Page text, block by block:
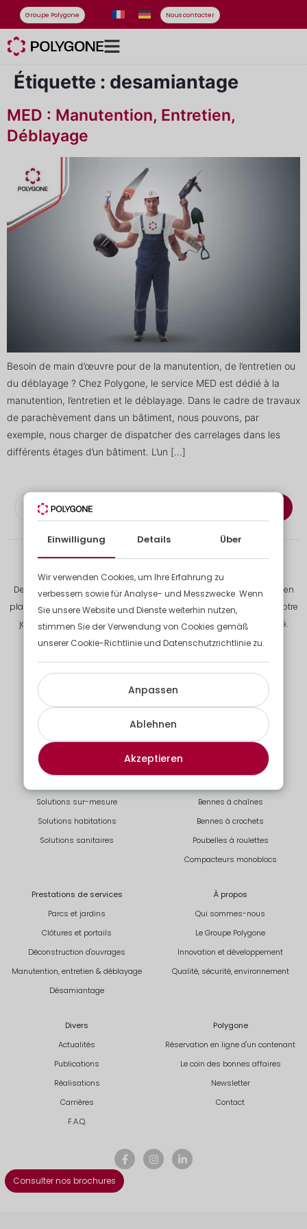
Groupe Polygone Nous contacter
Étiquette : desamiantage
MED : Manutention, Entretien,
Déblayage
Besoin de main d’œuvre pour de la manutention, de l’entretien ou
du déblayage ? Chez Polygone, le service MED est dédié à la
manutention, l’entretien et le déblayage. Dans le cadre de travaux
de parachèvement dans un bâtiment, nous pouvons, par
exemple, nous charger de dispatcher des carrelages dans les
différents étages d’un bâtiment. L’un […]
De la démolition à l’évacuation des déchets de chantier, à la mise en
place de bases de vie pour vos équipes, jusqu’aux finitions dans votre
jardin, nous vous offrons un accompagnement fiable et sécurisé.
Based on80 reviews
Solutions modulaires
Solutions sur-mesure
Solutions habitations
Solutions sanitaires
Bennes à chaînes
Bennes à crochets
Poubelles à roulettes
Compacteurs monoblocs
Prestations de services
Parcs et jardins
Clôtures et portails
Déconstruction d'ouvrages
Manutention, entretien & déblayage
Désamiantage
À propos
Qui sommes-nous
Le Groupe Polygone
Innovation et développement
Qualité, sécurité, environnement
Divers
Actualités
Publications
Réalisations
Carrières
F.A.Q.
Polygone
Réservation en ligne d'un contenant
Le coin des bonnes affaires
Newsletter
Contact
Consulter nos brochures
Einwilligung Details Über
Wir verwenden Cookies, um Ihre Erfahrung zu
verbessern sowie für Analyse- und Messzwecke. Wenn
Sie unsere Website und Dienste weiterhin nutzen,
stimmen Sie der Verwendung von Cookies gemäß
unserer Cookie-Richtlinie und Datenschutzrichtlinie zu.
Akzeptieren
Ablehnen
Anpassen